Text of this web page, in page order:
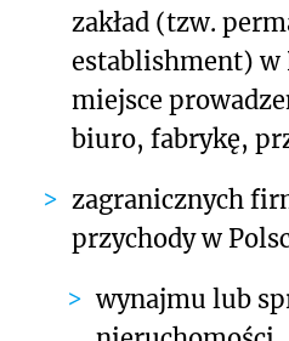
zakład (tzw.
establishment) w
miejsce
biuro, fabrykę,
zagranicznych
przychody w
wynajmu lub